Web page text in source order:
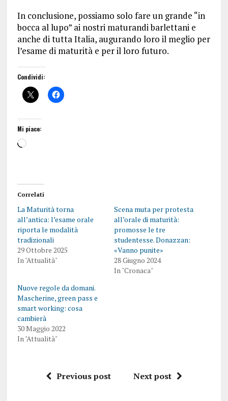
In conclusione, possiamo solo fare un grande “in
bocca al lupo” ai nostri maturandi barlettani e
anche di tutta Italia, augurando loro il meglio per
l’esame di maturità e per il loro futuro.
Condividi:
Mi piace:
Correlati
La Maturità torna
all’antica: l’esame orale
riporta le modalità
tradizionali
29 Ottobre 2025
In "Attualità"
Scena muta per protesta
all’orale di maturità:
promosse le tre
studentesse. Donazzan:
«Vanno punite»
28 Giugno 2024
In "Cronaca"
Nuove regole da domani.
Mascherine, green pass e
smart working: cosa
cambierà
30 Maggio 2022
In "Attualità"
Previous post Next post